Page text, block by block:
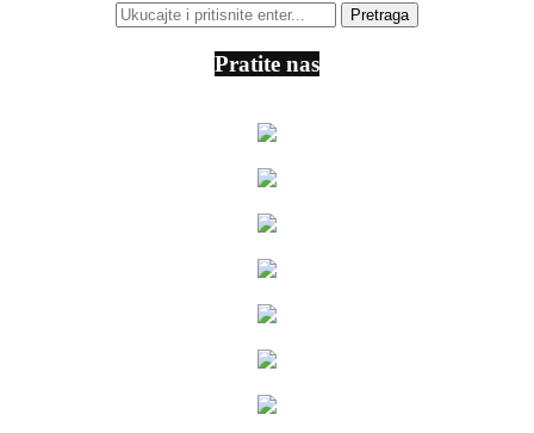
Pratite nas